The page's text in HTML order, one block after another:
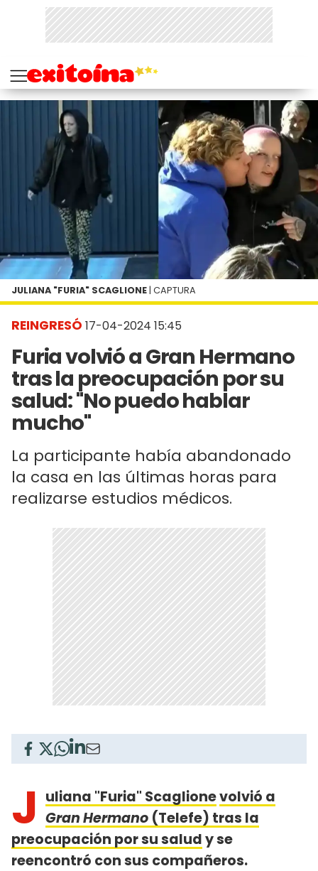
REINGRESÓ 17-04-2024 15:45
Furia volvió a Gran Hermano
tras la preocupación por su
salud: "No puedo hablar
mucho"
La participante había abandonado
la casa en las últimas horas para
realizarse estudios médicos.
JULIANA "FURIA" SCAGLIONE | CAPTURA
J uliana "Furia" Scaglionevolvió a
Gran Hermano (Telefe) tras la
preocupación por su saludy se
reencontró con sus compañeros.